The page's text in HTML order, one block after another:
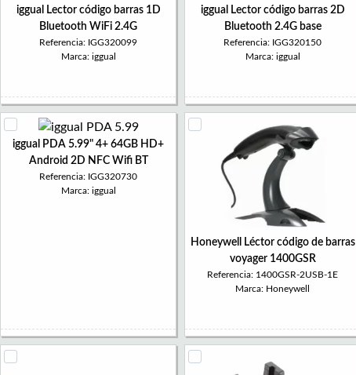
iggual Lector código barras 1D
Bluetooth WiFi 2.4G
Referencia: IGG320099
Marca: iggual
iggual Lector código barras 2D
Bluetooth 2.4G base
Referencia: IGG320150
Marca: iggual
iggual PDA 5.99" 4+ 64GB HD+
Android 2D NFC Wifi BT
Referencia: IGG320730
Marca: iggual
Honeywell Léctor código de barras
voyager 1400GSR
Referencia: 1400GSR-2USB-1E
Marca: Honeywell